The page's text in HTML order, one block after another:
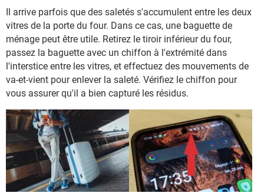
Il arrive parfois que des saletés s'accumulent entre les deux
vitres de la porte du four. Dans ce cas, une baguette de
ménage peut être utile. Retirez le tiroir inférieur du four,
passez la baguette avec un chiffon à l'extrémité dans
l'interstice entre les vitres, et effectuez des mouvements de
va-et-vient pour enlever la saleté. Vérifiez le chiffon pour
vous assurer qu'il a bien capturé les résidus.